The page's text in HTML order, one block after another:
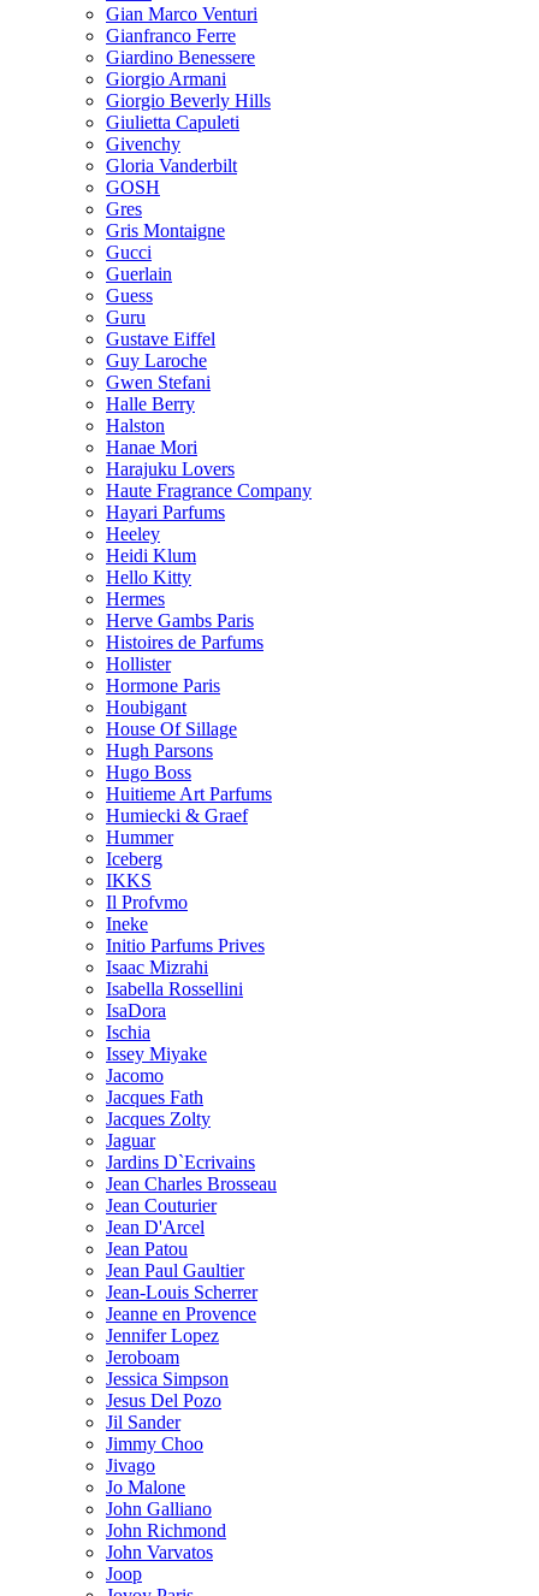
Gian Marco Venturi
Gianfranco Ferre
Giardino Benessere
Giorgio Armani
Giorgio Beverly Hills
Giulietta Capuleti
Givenchy
Gloria Vanderbilt
GOSH
Gres
Gris Montaigne
Gucci
Guerlain
Guess
Guru
Gustave Eiffel
Guy Laroche
Gwen Stefani
Halle Berry
Halston
Hanae Mori
Harajuku Lovers
Haute Fragrance Company
Hayari Parfums
Heeley
Heidi Klum
Hello Kitty
Hermes
Herve Gambs Paris
Histoires de Parfums
Hollister
Hormone Paris
Houbigant
House Of Sillage
Hugh Parsons
Hugo Boss
Huitieme Art Parfums
Humiecki & Graef
Hummer
Iceberg
IKKS
Il Profvmo
Ineke
Initio Parfums Prives
Isaac Mizrahi
Isabella Rossellini
IsaDora
Ischia
Issey Miyake
Jacomo
Jacques Fath
Jacques Zolty
Jaguar
Jardins D`Ecrivains
Jean Charles Brosseau
Jean Couturier
Jean D'Arcel
Jean Patou
Jean Paul Gaultier
Jean-Louis Scherrer
Jeanne en Provence
Jennifer Lopez
Jeroboam
Jessica Simpson
Jesus Del Pozo
Jil Sander
Jimmy Choo
Jivago
Jo Malone
John Galliano
John Richmond
John Varvatos
Joop